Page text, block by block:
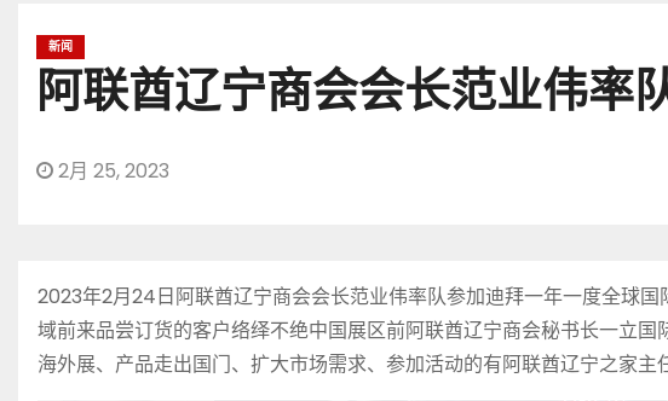
新闻
阿联酋辽宁商会会长范业伟率
2月 25, 2023
2023年2月24日阿联酋辽宁商会会长范业伟率队参加迪拜一年一度全球
域前来品尝订货的客户络绎不绝中国展区前阿联酋辽宁商会秘书长一立
海外展、产品走出国门、扩大市场需求、参加活动的有阿联酋辽宁之家主